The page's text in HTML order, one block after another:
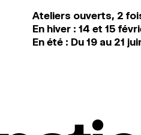
Ateliers ouverts, 2
En hiver : 14 et 15
En été : Du 19 au 21